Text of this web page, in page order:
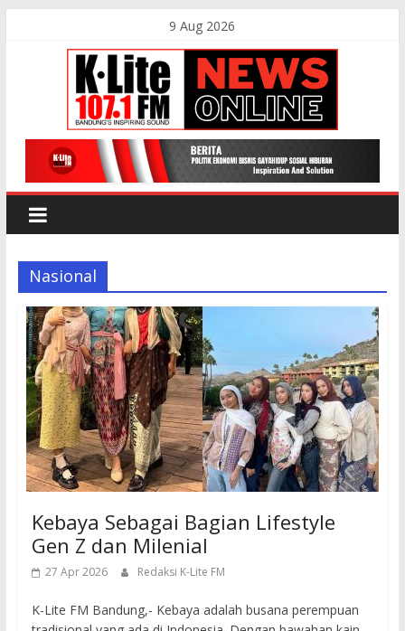
9 Aug 2026
K-
Lite
FM
Bandung
Online
News
Nasional
Kebaya Sebagai Bagian Lifestyle
Gen Z dan Milenial
27 Apr 2026 Redaksi K-Lite FM
K-Lite FM Bandung,- Kebaya adalah busana perempuan